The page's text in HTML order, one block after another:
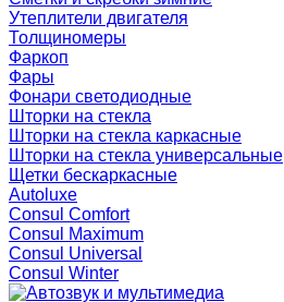
Утеплители двигателя
Толщиномеры
Фаркоп
Фары
Фонари светодиодные
Шторки на стекла
Шторки на стекла каркасные
Шторки на стекла универсальные
Щетки бескаркасные
Autoluxe
Consul Comfort
Consul Maximum
Consul Universal
Consul Winter